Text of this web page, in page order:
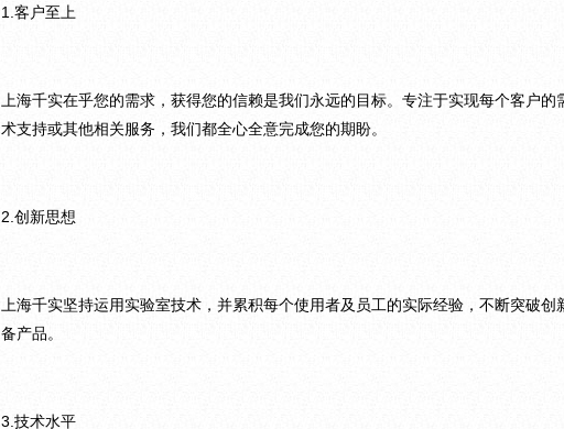
1.客户至上
上海千实在乎您的需求，获得您的信赖是我们永远的目标。专注于实现每个客户
术支持或其他相关服务，我们都全心全意完成您的期盼。
2.创新思想
上海千实坚持运用实验室技术，并累积每个使用者及员工的实际经验，不断突破
备产品。
3.技术水平